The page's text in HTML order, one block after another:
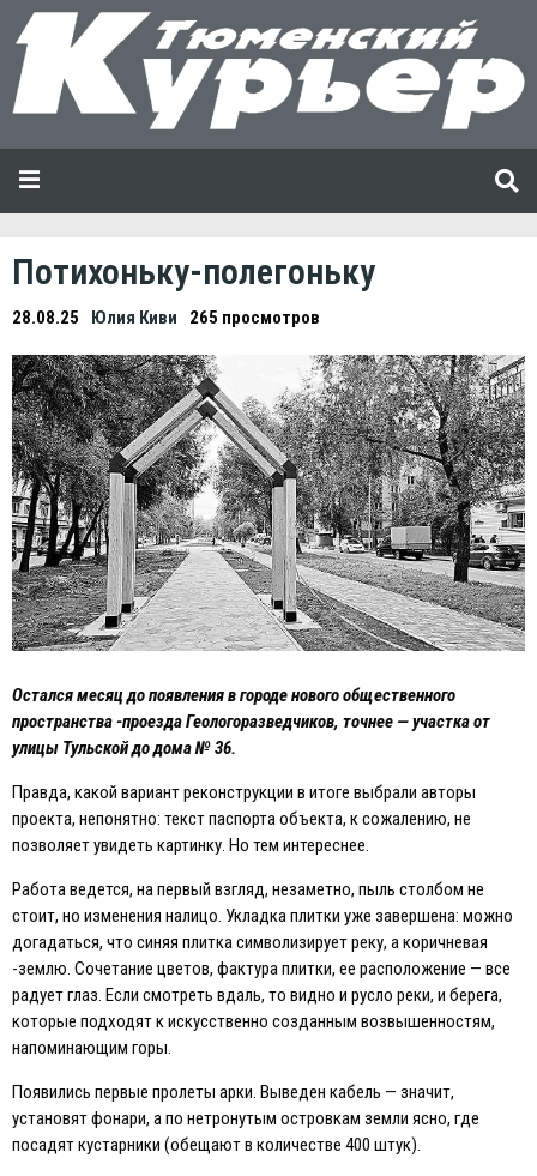
Потихоньку-полегоньку
28.08.25 Юлия Киви 265 просмотров
Остался месяц до появления в городе нового общественного
пространства -проезда Геологоразведчиков, точнее — участка от
улицы Тульской до дома № 36.
Правда, какой вариант реконструкции в итоге выбрали авторы
проекта, непонятно: текст паспорта объекта, к сожалению, не
позволяет увидеть картинку. Но тем интереснее.
Работа ведется, на первый взгляд, незаметно, пыль столбом не
стоит, но изменения налицо. Укладка плитки уже завершена: можно
догадаться, что синяя плитка символизирует реку, а коричневая
-землю. Сочетание цветов, фактура плитки, ее расположение — все
радует глаз. Eсли смотреть вдаль, то видно и русло реки, и берега,
которые подходят к искусственно созданным возвышенностям,
напоминающим горы.
Появились первые пролеты арки. Выведен кабель — значит,
установят фонари, а по нетронутым островкам земли ясно, где
посадят кустарники (обещают в количестве 400 штук).